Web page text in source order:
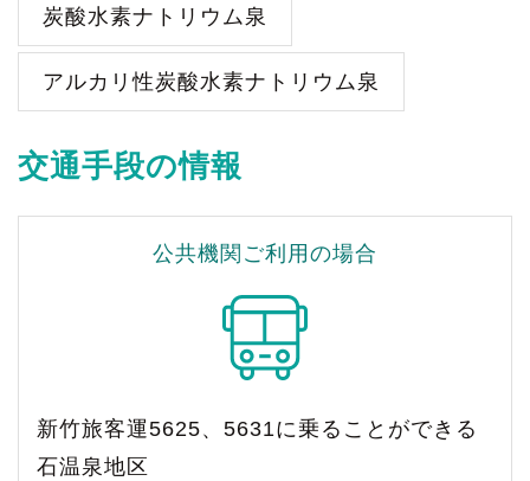
炭酸水素ナトリウム泉
アルカリ性炭酸水素ナトリウム泉
交通手段の情報
公共機関ご利用の場合
新竹旅客運5625、5631に乗ることができる
石温泉地区